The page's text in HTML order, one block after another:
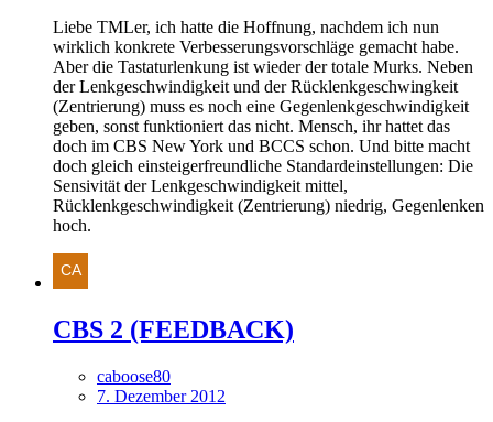
Liebe TMLer, ich hatte die Hoffnung, nachdem ich nun
wirklich konkrete Verbesserungsvorschläge gemacht habe.
Aber die Tastaturlenkung ist wieder der totale Murks. Neben
der Lenkgeschwindigkeit und der Rücklenkgeschwingkeit
(Zentrierung) muss es noch eine Gegenlenkgeschwindigkeit
geben, sonst funktioniert das nicht. Mensch, ihr hattet das
doch im CBS New York und BCCS schon. Und bitte macht
doch gleich einsteigerfreundliche Standardeinstellungen: Die
Sensivität der Lenkgeschwindigkeit mittel,
Rücklenkgeschwindigkeit (Zentrierung) niedrig, Gegenlenken
hoch.
CBS 2 (FEEDBACK)
caboose80
7. Dezember 2012